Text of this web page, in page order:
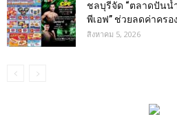
ชลบุรีจัด “ตลาดปันน้
พีเอฟ” ช่วยลดค่าคร
สิงหาคม 5, 2026